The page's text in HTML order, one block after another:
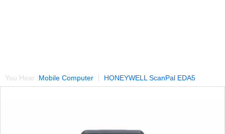
You Hear :Mobile Computer HONEYWELL ScanPal EDA5